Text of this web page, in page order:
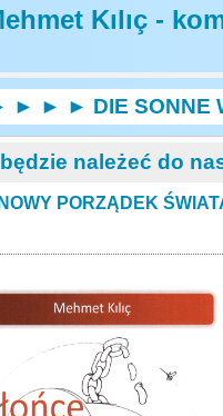
Kılıç -
► ► ► DIE SONNE
będzie należeć do
PORZĄDEK